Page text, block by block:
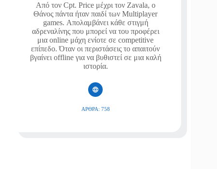
Από τον Cpt. Price μέχρι τον Zavala, ο
Θάνος πάντα ήταν παιδί των Multiplayer
games. Απολαμβάνει κάθε στιγμή
αδρεναλίνης που μπορεί να του προφέρει
μια online μάχη ενίοτε σε competitive
επίπεδο. Όταν οι περιστάσεις το απαιτούν
βγαίνει offline για να βυθιστεί σε μια καλή
ιστορία.
ΆΡΘΡΑ: 758